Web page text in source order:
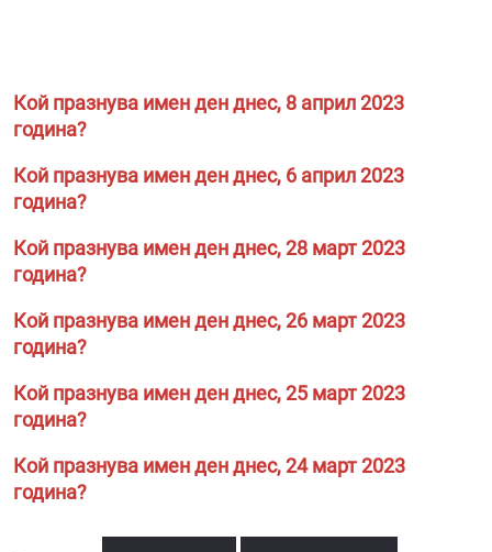
Кой празнува имен ден днес, 8 април 2023
година?
Кой празнува имен ден днес, 6 април 2023
година?
Кой празнува имен ден днес, 28 март 2023
година?
Кой празнува имен ден днес, 26 март 2023
година?
Кой празнува имен ден днес, 25 март 2023
година?
Кой празнува имен ден днес, 24 март 2023
година?